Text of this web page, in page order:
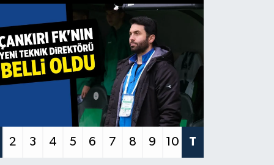
2 3 4 5 6 7 8 9 10 T